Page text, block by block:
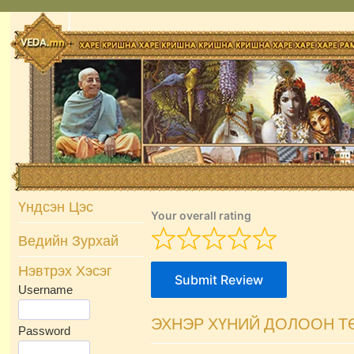
Skip
content
Үндсэн Цэс
Ведийн Зурхай
Нэвтрэх Хэсэг
Username
Password
Your overall rating
Submit Review
ЭХНЭР ХҮНИЙ ДОЛООН